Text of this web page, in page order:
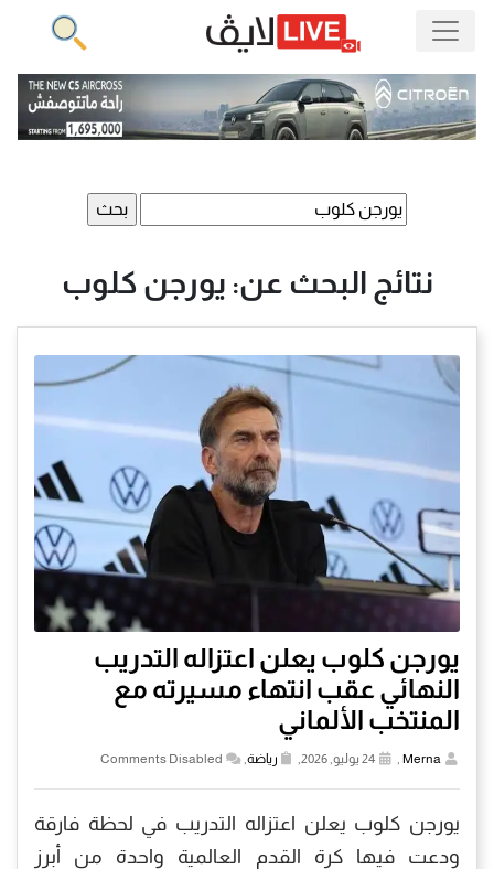
البحث
عن:
نتائج البحث عن: يورجن كلوب
يورجن كلوب يعلن اعتزاله التدريب
النهائي عقب انتهاء مسيرته مع
المنتخب الألماني
Merna رياضة Comments Disabled
يورجن كلوب يعلن اعتزاله التدريب في لحظة فارقة
ودعت فيها كرة القدم العالمية واحدة من أبرز